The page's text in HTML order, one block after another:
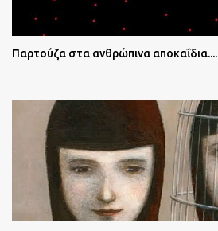
Παρτούζα στα ανθρώπινα αποκαΐδια....